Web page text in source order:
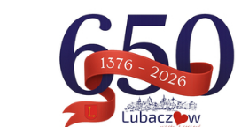
Przejdź do menu.
Przejdź do wyszukiwarki.
Przejdź do treści.
Przejdź do ustawień wielkości
Włącz wersję kontrastową strony.